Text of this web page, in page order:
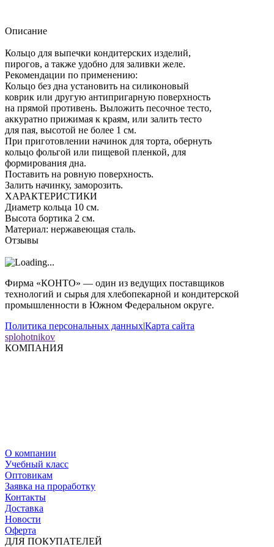
Описание
Кольцо для выпечки кондитерских изделий,
пирогов, а также удобно для заливки желе.
Рекомендации по применению:
Кольцо без дна установить на силиконовый
коврик или другую антипригарную поверхность
на прямой противень. Выложить песочное тесто,
аккуратно прижимая к краям, или залить тесто
для пая, высотой не более 1 см.
При приготовлении начинок для торта, обернуть
кольцо фольгой или пищевой пленкой, для
формирования дна.
Поставить на ровную поверхность.
Залить начинку, заморозить.
ХАРАКТЕРИСТИКИ
Диаметр кольца 10 см.
Высота бортика 2 см.
Материал: нержавеющая сталь.
Отзывы
Фирма «КОНТО» — один из ведущих поставщиков
технологий и сырья для хлебопекарной и кондитерской
промышленности в Южном Федеральном округе.
Политика персональных данных|Карта сайта
splohotnikov
КОМПАНИЯ
О компании
Учебный класс
Оптовикам
Заявка на проработку
Контакты
Доставка
Новости
Оферта
ДЛЯ ПОКУПАТЕЛЕЙ